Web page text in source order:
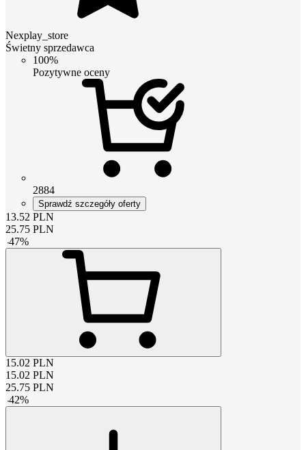
Nexplay_store
Świetny sprzedawca
100%
Pozytywne oceny
2884
Sprawdź szczegóły oferty
13.52 PLN
25.75 PLN
-47%
15.02 PLN
15.02 PLN
25.75 PLN
-42%